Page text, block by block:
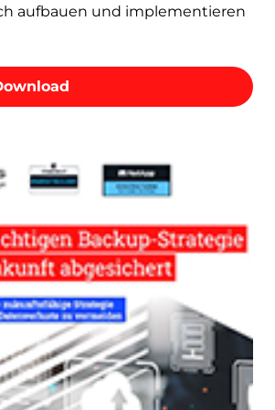
aufbauen und implementieren